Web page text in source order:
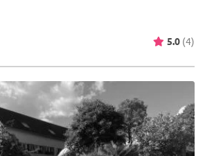
5.0 (4)